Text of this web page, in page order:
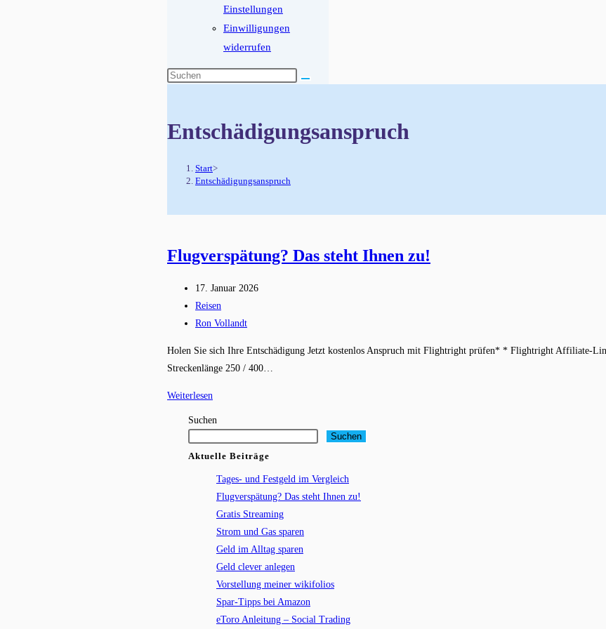
Einstellungen
Einwilligungen
widerrufen
Diese
Entschädigungsanspruch
Start>
Entschädigungsanspruch
Flugverspätung? Das steht Ihnen zu!
Beitrag
veröffentlicht:
17. Januar 2026
Beitrags-
Kategorie:
Reisen
Beitrags-
Ron Vollandt
Holen Sie sich Ihre Entschädigung Jetzt kostenlos Anspruch mit Flightright prüfen* * Flightright Affiliate-
Streckenlänge 250 / 400…
Weiterlesen
steht
Suchen
Suchen
Aktuelle Beiträge
Tages- und Festgeld im Vergleich
Flugverspätung? Das steht Ihnen zu!
Gratis Streaming
Strom und Gas sparen
Geld im Alltag sparen
Geld clever anlegen
Vorstellung meiner wikifolios
Spar-Tipps bei Amazon
eToro Anleitung – Social Trading